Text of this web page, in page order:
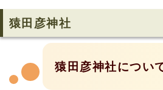
猿田彦神社
猿田彦神社につい